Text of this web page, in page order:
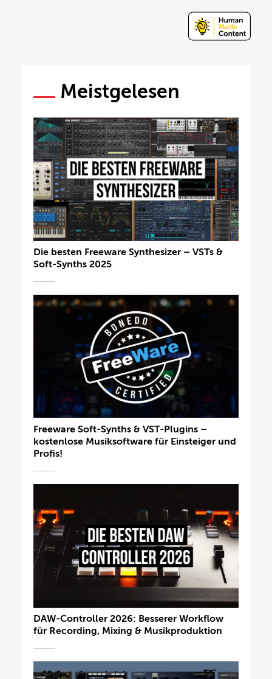
Meistgelesen
Die besten Freeware Synthesizer – VSTs &
Soft-Synths 2025
Freeware Soft-Synths & VST-Plugins –
kostenlose Musiksoftware für Einsteiger und
Profis!
DAW-Controller 2026: Besserer Workflow
für Recording, Mixing & Musikproduktion